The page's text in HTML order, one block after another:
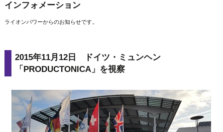
インフォメーション
ライオンパワーからのお知らせです。
2015年11月12日 ドイツ・ミュンヘン
「PRODUCTONICA」を視察